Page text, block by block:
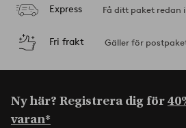
Express Få ditt paket redan
Fri frakt Gäller för
Ny här? Registrera dig för
varan*